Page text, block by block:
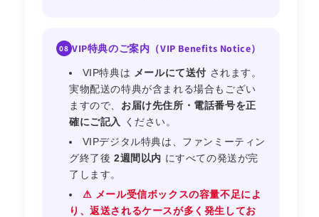
08 VIP特典のご案内（VIP Benefits Notice）
VIP特典は メールにて送付 されます。
実物配送の特典が含まれる場合もござい
ますので、 お届け先住所・電話番号を正
確にご記入
ください。
VIPデジタル特典は、ファンミーティン
グ終了後 2週間以内 にすべての発送が完
了します。
⚠ メール受信ボックスの容量不足によ
り、返送されるケースが多く発生してお